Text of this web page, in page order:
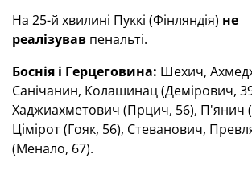
На 25-й хвилині Пуккі (Фінляндія) не
реалізував пенальті.
Боснія і Герцеговина: Шехич,
Санічанин, Колашинац (Демірович,
Хаджиахметович (Прцич, 56), П'янич
Цімірот (Гояк, 56), Стеванович,
(Менало, 67).